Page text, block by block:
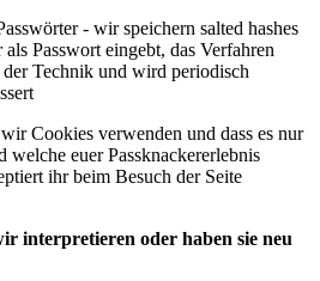
- wir speichern salted hashes
Passwort eingebt, das Verfahren
Technik und wird periodisch
Cookies verwenden und dass es nur
welche euer Passknackererlebnis
ihr beim Besuch der Seite
interpretieren oder haben sie neu